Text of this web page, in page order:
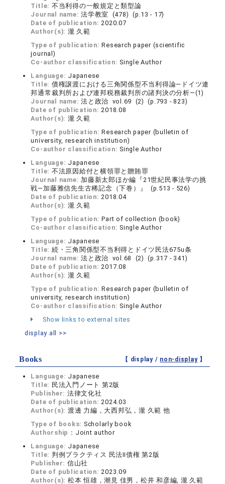
Title: 不当利得の一般規定と類型論
Journal name:法学教室 (478) (p.13 - 17)
Date of publication:2020.07
Author(s): 瀧 久範
Type of publication:Research paper (scientific
journal)
Co-author classification: Single Author
Language: Japanese
Title: 債権譲渡における三角関係型不当利得論―ドイツ連
邦通常裁判所および連邦税務裁判所の諸判決の分析―(1)
Journal name:法と政治 vol.69 (2) (p.793 - 823)
Date of publication:2018.08
Author(s): 瀧 久範
Type of publication:Research paper (bulletin of
university, research institution)
Co-author classification: Single Author
Language: Japanese
Title: 不法原因給付と横領罪と贈賄罪
Journal name: 加藤新太郎ほか編『21世紀民事法学の挑
戦―加藤雅信先生古稀記念（下巻）』 (p.513 - 526)
Date of publication:2018.04
Author(s): 瀧 久範
Type of publication:Part of collection (book)
Co-author classification: Single Author
Language: Japanese
Title: 続・三角関係型不当利得とドイツ民法675u条
Journal name:法と政治 vol.68 (2) (p.317 - 341)
Date of publication:2017.08
Author(s): 瀧 久範
Type of publication:Research paper (bulletin of
university, research institution)
Co-author classification: Single Author
Show links to external sites
display all >>
Books 【 display / non-display】
Language: Japanese
Title: 民法入門ノート 第2版
Publisher: 法律文化社
Date of publication:2024.03
Author(s): 渡邊 力編，大西邦弘，瀧 久範 他
Type of books: Scholarly book
Authorship： Joint author
Language: Japanese
Title: 判例プラクティス 民法Ⅱ債権 第2版
Publisher: 信山社
Date of publication:2023.09
Author(s): 松本 恒雄，潮見 佳男，松井 和彦編, 瀧 久範